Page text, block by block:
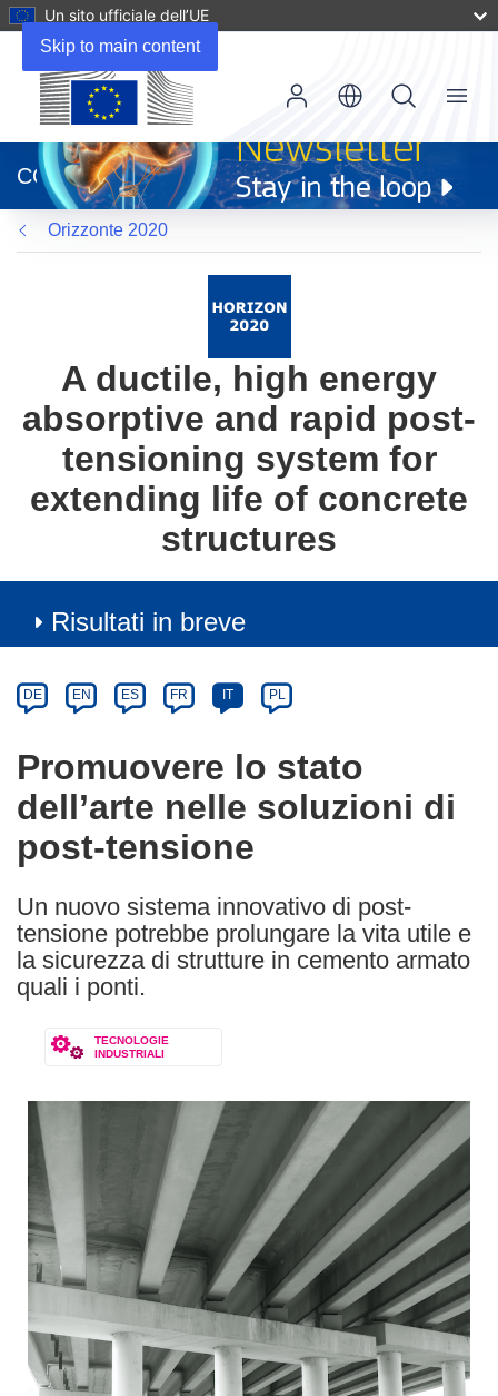
Skip to main content
Un sito ufficiale dell’UE
apre
in
una
nuova
finestra)
CORDIS
Menu
Orizzonte 2020
A ductile, high energy
absorptive and rapid post-
tensioning system for
extending life of concrete
structures
Risultati in breve
Category
Article
available
the
following
languages:
DE EN ES FR IT PL
Promuovere lo stato
dell’arte nelle soluzioni di
post-tensione
Un nuovo sistema innovativo di post-
tensione potrebbe prolungare la vita utile e
la sicurezza di strutture in cemento armato
quali i ponti.
TECNOLOGIE
INDUSTRIALI